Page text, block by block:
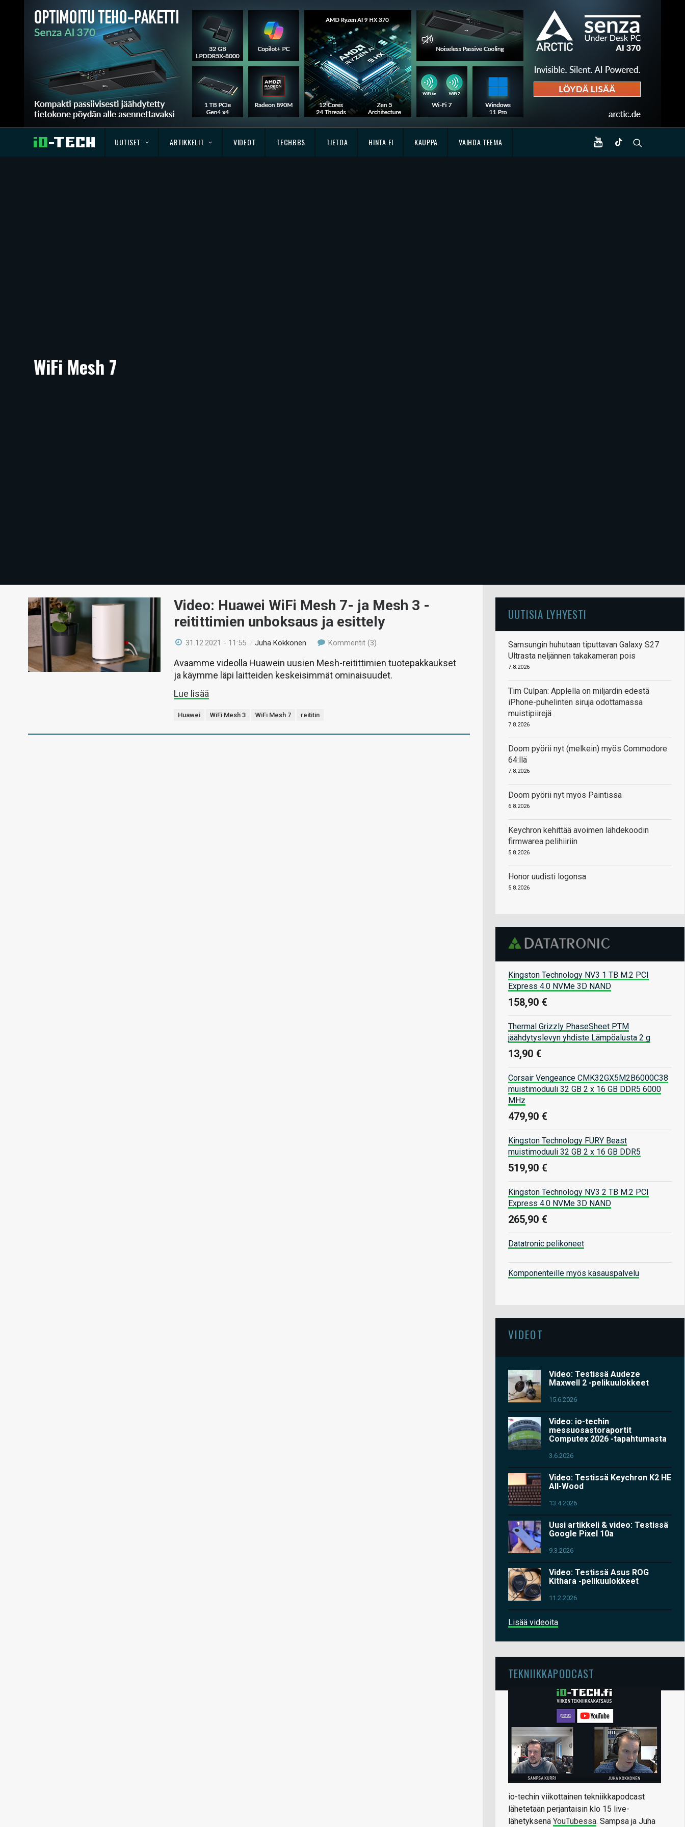
UUTISET ARTIKKELIT VIDEOT TECHBBS TIETOA HINTA.FI KAUPPA VAIHDA TEEMA
WiFi Mesh 7
Video: Huawei WiFi Mesh 7- ja Mesh 3 -
reitittimien unboksaus ja esittely
31.12.2021 - 11:55 /Juha Kokkonen Kommentit (3)
Avaamme videolla Huawein uusien Mesh-reitittimien tuotepakkaukset
ja käymme läpi laitteiden keskeisimmät ominaisuudet.
Lue lisää
Huawei WiFi Mesh 3 WiFi Mesh 7 reititin
UUTISIA LYHYESTI
Samsungin huhutaan tiputtavan Galaxy S27
Ultrasta neljännen takakameran pois
7.8.2026
Tim Culpan: Applella on miljardin edestä
iPhone-puhelinten siruja odottamassa
muistipiirejä
7.8.2026
Doom pyörii nyt (melkein) myös Commodore
64:llä
7.8.2026
Doom pyörii nyt myös Paintissa
6.8.2026
Keychron kehittää avoimen lähdekoodin
firmwarea pelihiiriin
5.8.2026
Honor uudisti logonsa
5.8.2026
Kingston Technology NV3 1 TB M.2 PCI
Express 4.0 NVMe 3D NAND
158,90 €
Thermal Grizzly PhaseSheet PTM
jäähdytyslevyn yhdiste Lämpöalusta 2 g
13,90 €
Corsair Vengeance CMK32GX5M2B6000C38
muistimoduuli 32 GB 2 x 16 GB DDR5 6000
MHz
479,90 €
Kingston Technology FURY Beast
muistimoduuli 32 GB 2 x 16 GB DDR5
519,90 €
Kingston Technology NV3 2 TB M.2 PCI
Express 4.0 NVMe 3D NAND
265,90 €
Datatronic pelikoneet
Komponenteille myös kasauspalvelu
VIDEOT
Video: Testissä Audeze
Maxwell 2 -pelikuulokkeet
15.6.2026
Video: io-techin
messuosastoraportit
Computex 2026 -tapahtumasta
3.6.2026
Video: Testissä Keychron K2 HE
All-Wood
13.4.2026
Uusi artikkeli & video: Testissä
Google Pixel 10a
9.3.2026
Video: Testissä Asus ROG
Kithara -pelikuulokkeet
11.2.2026
Lisää videoita
TEKNIIKKAPODCAST
io-techin viikottainen tekniikkapodcast
lähetetään perjantaisin klo 15 live-
lähetyksenä YouTubessa. Sampsa ja Juha